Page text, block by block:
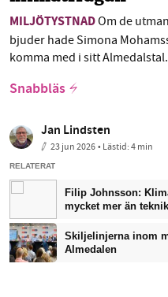
MILJÖTYSTNADOm de
bjuder hade Simona
komma med i sitt Almedalstal.
Snabbläs
Jan Lindsten
23 jun 2026• Lästid:4 min
RELATERAT
Filip Johnsson:
mycket mer än
Skiljelinjerna inom
Almedalen